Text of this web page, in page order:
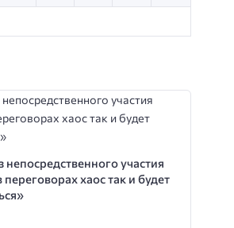
участия
хаос так и будет